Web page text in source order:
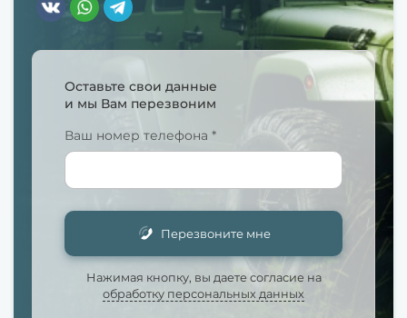
Оставьте свои данные
и мы Вам перезвоним
Ваш номер телефона *
Перезвоните мне
Нажимая кнопку, вы даете согласие на
обработку персональных данных